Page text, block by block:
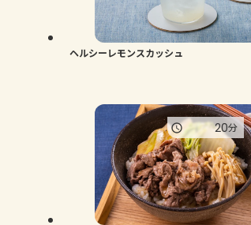
ヘルシーレモンスカッシュ
20分